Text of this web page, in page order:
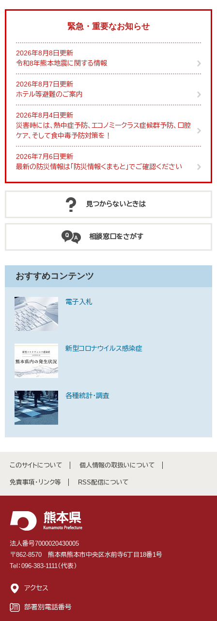
緊急・重要なお知らせ
2026年8月8日更新
令和8年熊本地震に関する情報
2026年8月7日更新
ホテル等避難のご案内
2026年8月4日更新
災害時には、熱中症予防、エコノミークラス症候群予防、口腔
ケア、そして食中毒予防対策を！
2026年7月6日更新
最新の防災情報は「防災情報くまもと」でご確認ください
見つからないときは
相談窓口をさがす
おすすめコンテンツ
電子入札
新型コロナウイルス感染症
各種統計・調査
このサイトについて 個人情報の取扱いについて
免責事項・リンク等 RSS配信について
法人番号7000020430005
〒862-8570 熊本県熊本市中央区水前寺6丁目18番1号
Tel：096-383-1111（代表）
アクセス
部署別電話番号